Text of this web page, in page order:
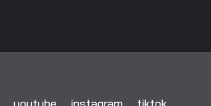
youtube instagram tiktok